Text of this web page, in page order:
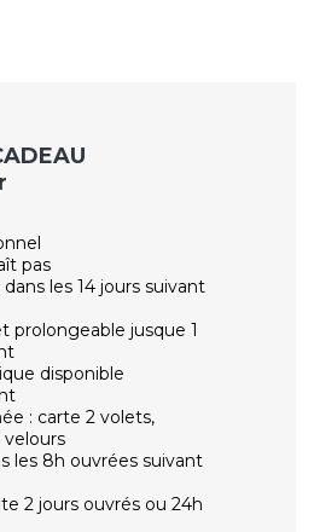
pas
les 14 jours suivant
prolongeable jusque 1
disponible
: carte 2 volets,
les 8h ouvrées suivant
2 jours ouvrés ou 24h